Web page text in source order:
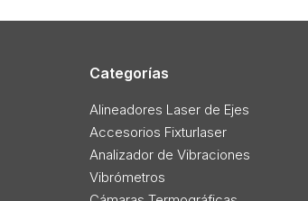
Categorías
Alineadores Laser de Ejes
Accesorios Fixturlaser
Analizador de Vibraciones
Vibrómetros